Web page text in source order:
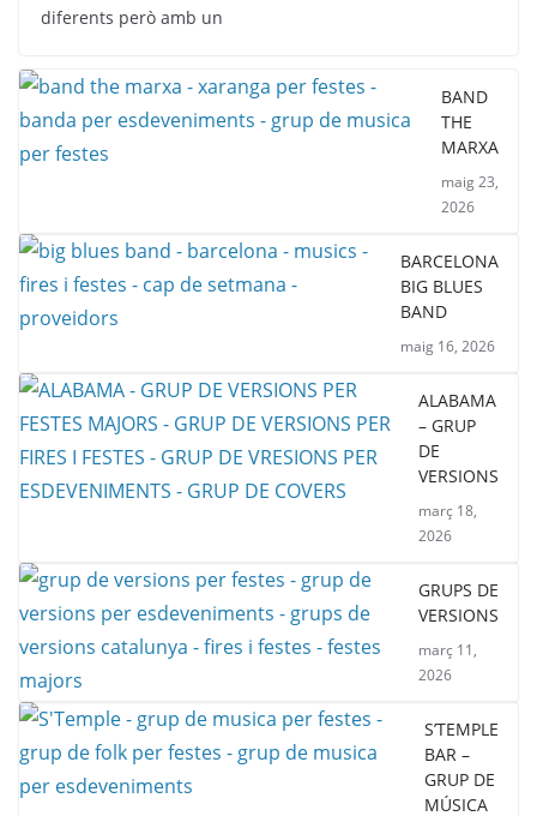
diferents però amb un
BAND
THE
MARXA
maig 23,
2026
BARCELONA
BIG BLUES
BAND
maig 16, 2026
ALABAMA
– GRUP
DE
VERSIONS
març 18,
2026
GRUPS DE
VERSIONS
març 11,
2026
S’TEMPLE
BAR –
GRUP DE
MÚSICA